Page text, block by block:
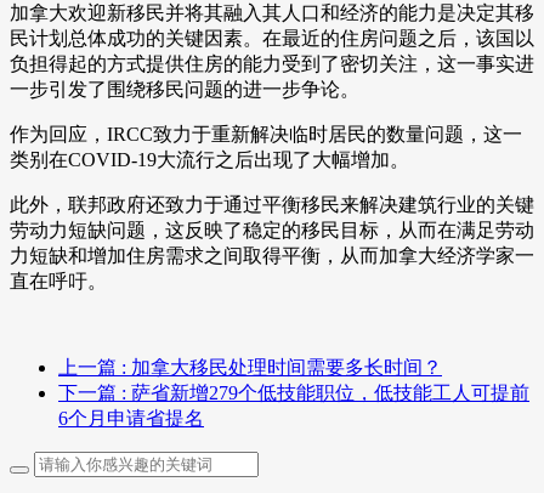
加拿大欢迎新移民并将其融入其人口和经济的能力是决定其移
民计划总体成功的关键因素。在最近的住房问题之后，该国以
负担得起的方式提供住房的能力受到了密切关注，这一事实进
一步引发了围绕移民问题的进一步争论。
作为回应，IRCC致力于重新解决临时居民的数量问题，这一
类别在COVID-19大流行之后出现了大幅增加。
此外，联邦政府还致力于通过平衡移民来解决建筑行业的关键
劳动力短缺问题，这反映了稳定的移民目标，从而在满足劳动
力短缺和增加住房需求之间取得平衡，从而加拿大经济学家一
直在呼吁。
上一篇 : 加拿大移民处理时间需要多长时间？
下一篇 : 萨省新增279个低技能职位，低技能工人可提前
6个月申请省提名